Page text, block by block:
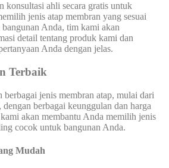
konsultasi ahli secara gratis untuk
jenis atap membran yang sesuai
Anda, tim kami akan
detail tentang produk kami dan
Anda dengan jelas.
Terbaik
jenis membran atap, mulai dari
berbagai keunggulan dan harga
akan membantu Anda memilih jenis
cocok untuk bangunan Anda.
Mudah